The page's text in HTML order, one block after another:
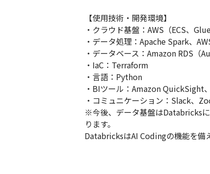
【使用技術・開発環境】
・クラウド基盤：AWS（ECS、
・データ処理：Apache Spark、
・データベース：Amazon RDS（
・IaC：Terraform
・言語：Python
・BIツール：Amazon QuickSight
・コミュニケーション：Slack、
※今後、データ基盤はDatabricks
ります。
DatabricksはAI Codingの機能を備